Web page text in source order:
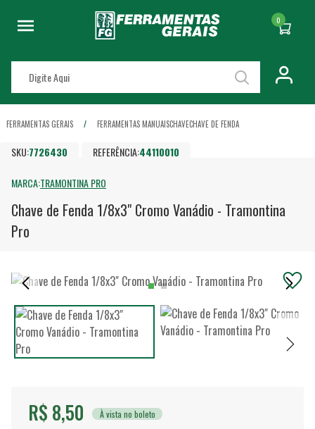
0
FERRAMENTAS GERAIS FERRAMENTAS MANUAISCHAVECHAVE DE FENDA
SKU:7726430 REFERÊNCIA:44110010
MARCA:TRAMONTINA PRO
Chave de Fenda 1/8x3" Cromo Vanádio - Tramontina
Pro
R$ 8,50 À vista no boleto